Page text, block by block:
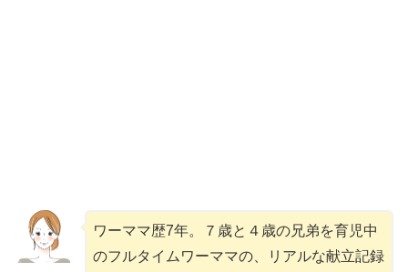
ワーママ歴7年。７歳と４歳の兄弟を育児中
のフルタイムワーママの、リアルな献立記録